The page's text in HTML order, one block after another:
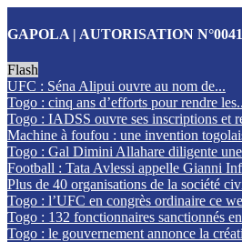
GAPOLA | AUTORISATION
Flash
UFC : Séna Alipui ouvre au nom de...
Togo : cinq ans d’efforts pour rendre
Togo : IADSS ouvre ses inscriptions et
Machine à foufou : une invention
Togo : Gal Dimini Allahare diligente une
Football : Tata Avlessi appelle Gianni
Plus de 40 organisations de la société
Togo : l’UFC en congrès ordinaire ce
Togo : 132 fonctionnaires sanctionnés
Togo : le gouvernement annonce la